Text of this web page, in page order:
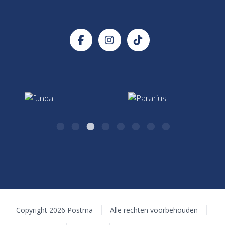
Verzekeringen & Hypotheken
7411 CJ Deventer
7411 CJ Deventer
Copyright 2026 Postma
Alle rechten voorbehouden